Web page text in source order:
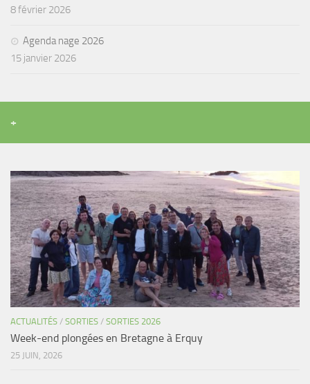
8 février 2026
Agenda nage 2026
15 janvier 2026
+
ACTUALITÉS / SORTIES / SORTIES 2026
Week-end plongées en Bretagne à Erquy
25 JUIN, 2026